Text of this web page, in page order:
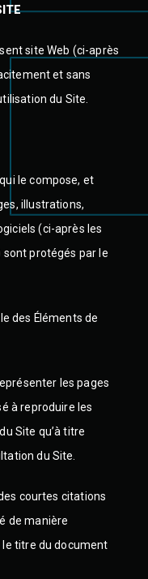
site Web (ci-après
et sans
du Site.
le compose, et
illustrations,
(ci-après les
protégés par le
des Éléments de
les pages
à reproduire les
Site qu’à titre
du Site.
courtes citations
de manière
le titre du document